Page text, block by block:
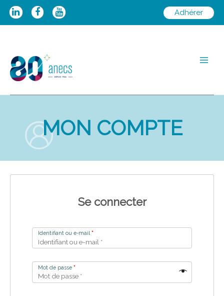
Aller
Adhérer
MON COMPTE
Se connecter
Identifiant ou e-mail *
Mot de passe *